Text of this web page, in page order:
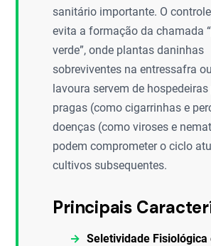
sanitário importante. O
evita a formação da chamada
verde”, onde plantas daninhas
sobreviventes na entressafra
lavoura servem de hospedeiras
pragas (como cigarrinhas e
doenças (como viroses e
podem comprometer o ciclo
cultivos subsequentes.
Principais
Seletividade Fisiológica